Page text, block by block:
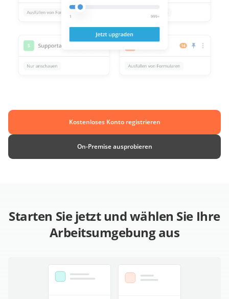
Kostenloses Konto registrieren
On-Premise ausprobieren
Starten Sie jetzt und wählen Sie Ihre
Arbeitsumgebung aus